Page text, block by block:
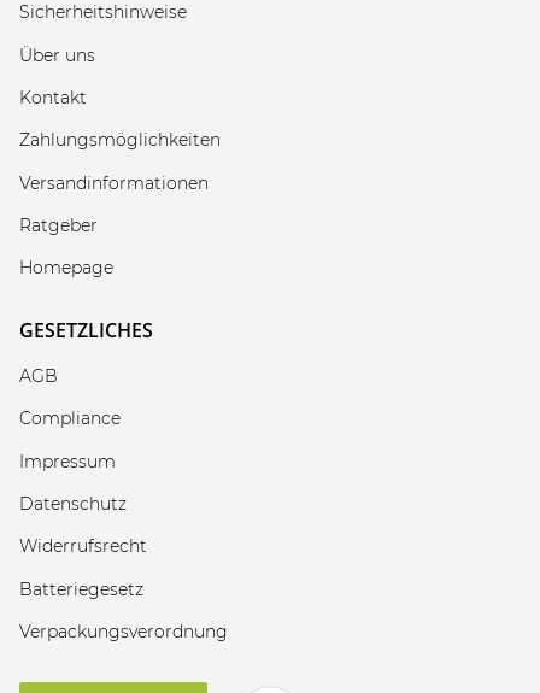
Sicherheitshinweise
Über uns
Kontakt
Zahlungsmöglichkeiten
Versandinformationen
Ratgeber
Homepage
GESETZLICHES
AGB
Compliance
Impressum
Datenschutz
Widerrufsrecht
Batteriegesetz
Verpackungsverordnung